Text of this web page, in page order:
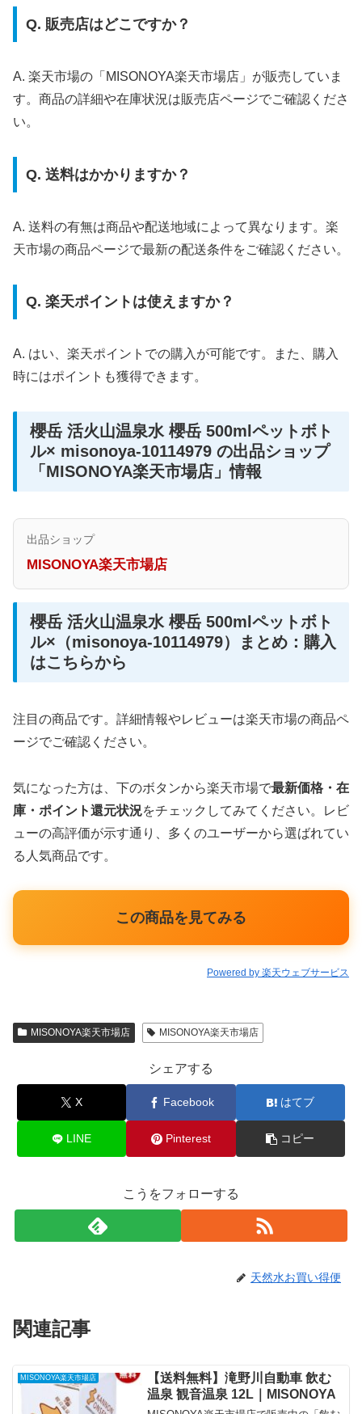
Q. 販売店はどこですか？
A. 楽天市場の「MISONOYA楽天市場店」が販売していま
す。商品の詳細や在庫状況は販売店ページでご確認くださ
い。
Q. 送料はかかりますか？
A. 送料の有無は商品や配送地域によって異なります。楽
天市場の商品ページで最新の配送条件をご確認ください。
Q. 楽天ポイントは使えますか？
A. はい、楽天ポイントでの購入が可能です。また、購入
時にはポイントも獲得できます。
櫻岳 活火山温泉水 櫻岳 500mlペットボト
ル× misonoya-10114979 の出品ショップ
「MISONOYA楽天市場店」情報
出品ショップ
MISONOYA楽天市場店
櫻岳 活火山温泉水 櫻岳 500mlペットボト
ル×（misonoya-10114979）まとめ：購入
はこちらから
注目の商品です。詳細情報やレビューは楽天市場の商品ペ
ージでご確認ください。
気になった方は、下のボタンから楽天市場で最新価格・在
庫・ポイント還元状況をチェックしてみてください。レビ
ューの高評価が示す通り、多くのユーザーから選ばれてい
る人気商品です。
この商品を見てみる
Powered by 楽天ウェブサービス
MISONOYA楽天市場店 MISONOYA楽天市場店
シェアする
X Facebook はてブ
LINE Pinterest コピー
こうをフォローする
天然水お買い得便
関連記事
MISONOYA楽天市場店
【送料無料】滝野川自動車 飲む
温泉 観音温泉 12L｜MISONOYA